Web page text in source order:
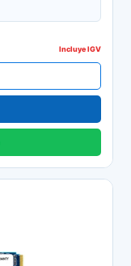
Incluye IGV